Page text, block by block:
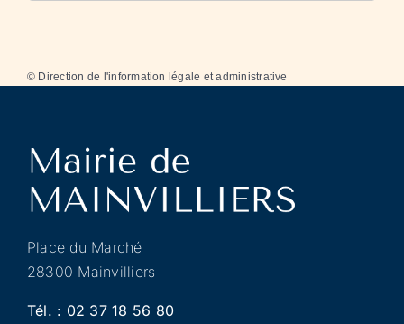
© Direction de l'information légale et administrative
Place du Marché
28300 Mainvilliers
Tél. : 02 37 18 56 80